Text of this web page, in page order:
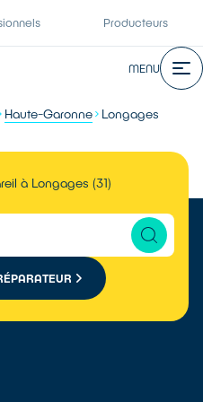
Producteurs
MENU
Haute-Garonne Longages
à Longages (31)